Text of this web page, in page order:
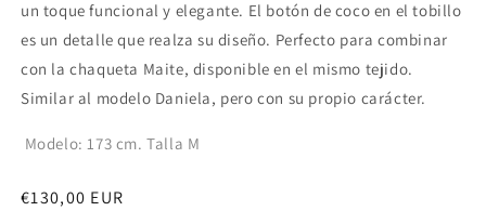
un toque funcional y elegante. El botón de coco en el tobillo
es un detalle que realza su diseño. Perfecto para combinar
con la chaqueta Maite, disponible en el mismo tejido.
Similar al modelo Daniela, pero con su propio carácter.
Modelo: 173 cm. Talla M
Precio
€130,00 EUR